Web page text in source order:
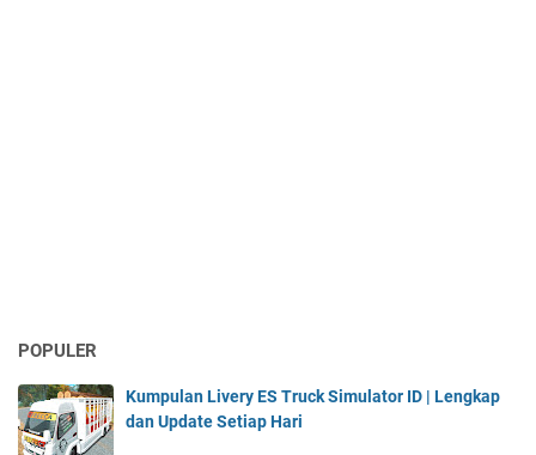
POPULER
Kumpulan Livery ES Truck Simulator ID | Lengkap
dan Update Setiap Hari